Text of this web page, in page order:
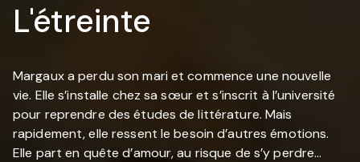
L'étreinte
Margaux a perdu son mari et commence une nouvelle
vie. Elle s’installe chez sa sœur et s’inscrit à l’université
pour reprendre des études de littérature. Mais
rapidement, elle ressent le besoin d’autres émotions.
Elle part en quête d’amour, au risque de s’y perdre…